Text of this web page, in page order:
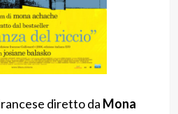
diretto da Mona